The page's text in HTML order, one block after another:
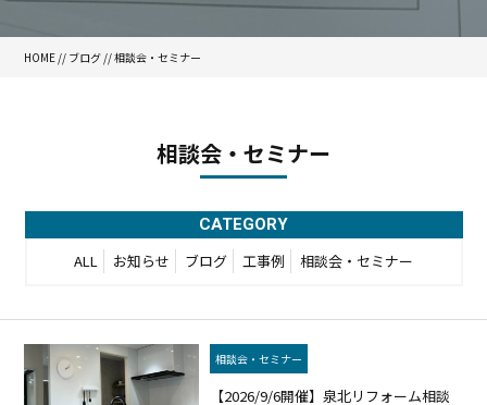
HOME // ブログ //相談会・セミナー
相談会・セミナー
CATEGORY
ALL お知らせ ブログ 工事例 相談会・セミナー
相談会・セミナー
【2026/9/6開催】泉北リフォーム相談